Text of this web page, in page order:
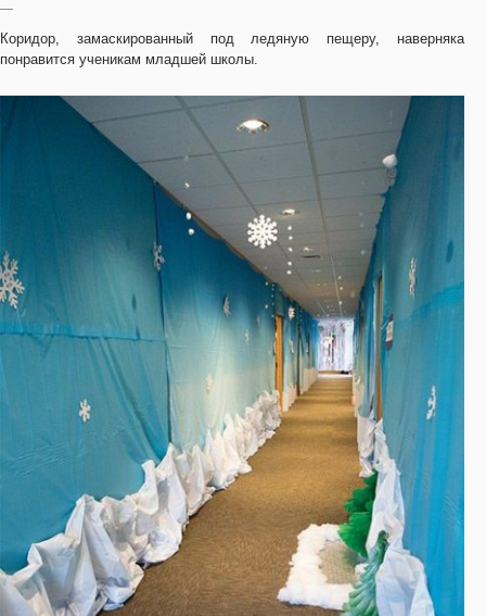
—
Коридор, замаскированный под ледяную пещеру, наверняка
понравится ученикам младшей школы.